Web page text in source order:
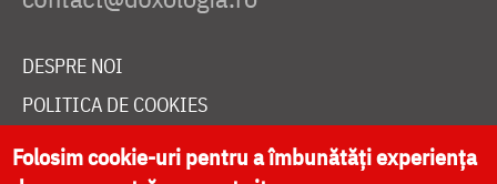
DESPRE NOI
POLITICA DE COOKIES
DONEAZĂ ONLINE PENTRU CATEDRALA NAȚIONALĂ
Folosim cookie-uri pentru a îmbunătăți experiența